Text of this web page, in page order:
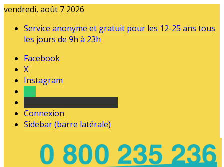
vendredi, août 7 2026
Service anonyme et gratuit pour les 12-25 ans tous
les jours de 9h à 23h
Facebook
X
Instagram
Connexion
Sidebar (barre latérale)